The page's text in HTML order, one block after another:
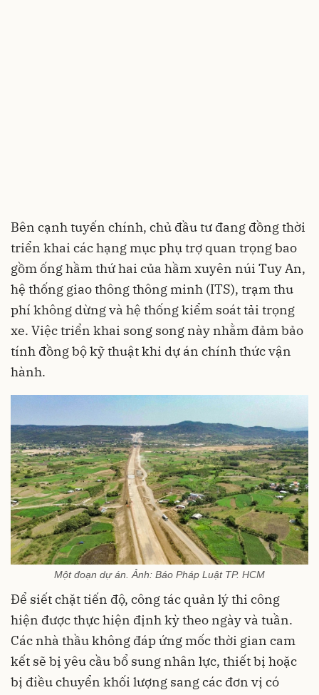
Bên cạnh tuyến chính, chủ đầu tư đang đồng thời
triển khai các hạng mục phụ trợ quan trọng bao
gồm ống hầm thứ hai của hầm xuyên núi Tuy An,
hệ thống giao thông thông minh (ITS), trạm thu
phí không dừng và hệ thống kiểm soát tải trọng
xe. Việc triển khai song song này nhằm đảm bảo
tính đồng bộ kỹ thuật khi dự án chính thức vận
hành.
Một đoạn dự án. Ảnh: Báo Pháp Luật TP. HCM
Để siết chặt tiến độ, công tác quản lý thi công
hiện được thực hiện định kỳ theo ngày và tuần.
Các nhà thầu không đáp ứng mốc thời gian cam
kết sẽ bị yêu cầu bổ sung nhân lực, thiết bị hoặc
bị điều chuyển khối lượng sang các đơn vị có